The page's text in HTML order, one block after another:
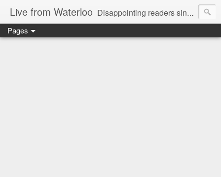
Live from Waterloo Disappointing readers since 2006
Pages